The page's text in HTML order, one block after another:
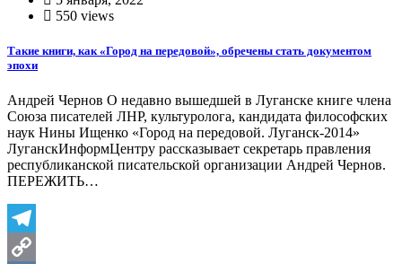
550 views
Такие книги, как «Город на передовой», обречены стать документом
эпохи
Андрей Чернов О недавно вышедшей в Луганске книге члена
Союза писателей ЛНР, культуролога, кандидата философских
наук Нины Ищенко «Город на передовой. Луганск-2014»
ЛуганскИнформЦентру рассказывает секретарь правления
республиканской писательской организации Андрей Чернов.
ПЕРЕЖИТЬ…
Telegram